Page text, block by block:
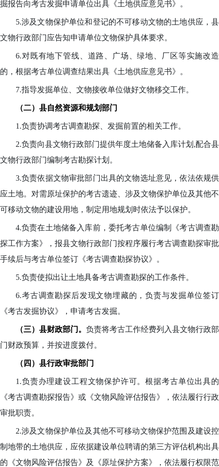
掘报告向考古发掘申请单位出具《土地供应意见书》。
5.涉及文物保护单位和登记的不可移动文物的土地供应，县
文物行政部门应告知申请单位文物保护具体要求。
6.对既有地下管线、道路、广场、绿地、厂区等实施改造
的，根据考古单位调查结果出具《土地供应意见书》。
7.指导发掘单位、文物接收单位做好文物移交工作。
（二）县自然资源和规划部门
1.负责协调考古调查勘探、发掘前置的相关工作。
2.负责向县文物行政部门提供年度土地储备入库计划,配合县
文物行政部门编制考古勘探计划。
3.负责依据文物审批部门出具的文物选址意见，依法依规供
应土地。对需原址保护的考古遗迹、涉及文物保护单位及其他不
可移动文物的建设用地，制定用地规划时依法予以保护。
4.负责在土地储备入库前，委托考古单位编制《考古调查勘
探工作方案》，报县文物行政部门按程序履行考古调查勘探审批
手续后与考古单位签订《考古调查勘探协议》。
5.负责使拟出让土地具备考古调查勘探的工作条件。
6.考古调查勘探后发现文物埋藏的，负责与发掘单位签订
《考古发掘协议》，申请考古发掘。
（三）县财政部门。 负责将考古工作经费列入县文物行政部
门财政预算，并按进度拨付。
（四）县行政审批部门
1.负责办理建设工程文物保护许可。根据考古单位出具的
《考古调查勘探报告》或《文物风险评估报告》，依法履行行政
审批职责。
2.涉及文物保护单位及其他不可移动文物保护范围及建设控
制地带的土地供应，应依据建设单位聘请的第三方评估机构出具
的《文物风险评估报告》及《原址保护方案》，依法履行权限范